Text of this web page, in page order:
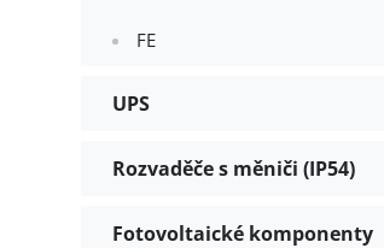
FE
UPS
Rozvaděče s měniči (IP54)
Fotovoltaické komponenty